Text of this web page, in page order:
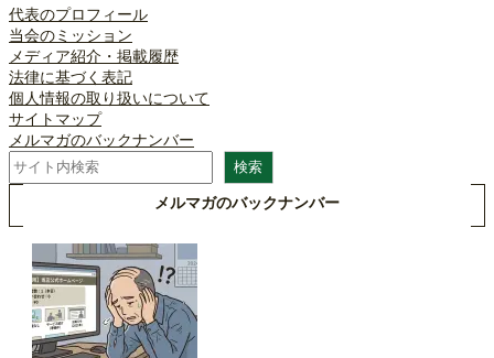
代表のプロフィール
当会のミッション
メディア紹介・掲載履歴
法律に基づく表記
個人情報の取り扱いについて
サイトマップ
メルマガのバックナンバー
検
索
検索
メルマガのバックナンバー